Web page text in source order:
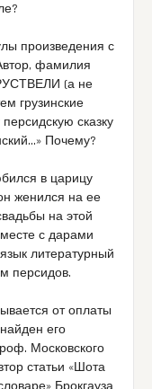
произведения с
фамилия
(а не
грузинские
сказку
Почему?
в царицу
женился на ее
на этой
с дарами
литературный
персидов.
от оплаты
его
Московского
статьи «Шота